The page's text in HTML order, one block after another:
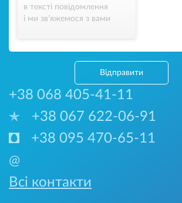
в тексті повідомлення
і ми зв’яжемося з вами
Відправити
+38 068 405-41-11
+38 067 622-06-91
+38 095 470-65-11
@
Всі контакти